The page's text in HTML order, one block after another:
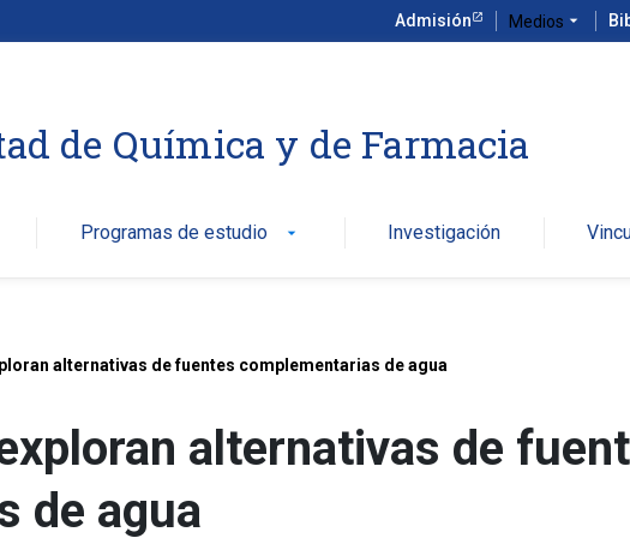
Admisión Medios arrow_drop_down
de Química y de Farmacia
Programas de estudio arrow_drop_down Investigación
alternativas de fuentes complementarias de agua
alternativas de
de agua